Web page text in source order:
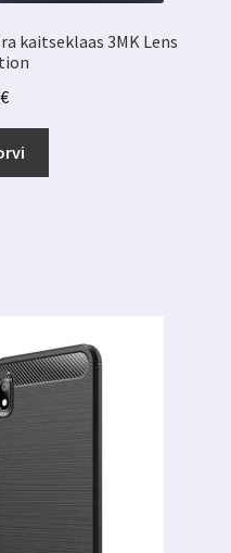
kaitseklaas 3MK Lens
€